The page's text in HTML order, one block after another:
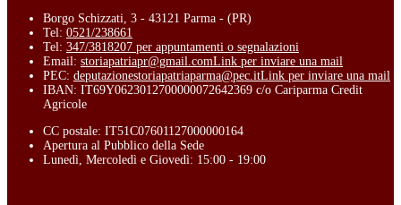
Borgo Schizzati, 3 - 43121 Parma - (PR)
Tel: 0521/238661
Tel: 347/3818207 per appuntamenti o segnalazioni
Email: storiapatriapr@gmail.comLink per inviare una mail
PEC: deputazionestoriapatriaparma@pec.itLink per inviare una mail
IBAN: IT69Y0623012700000072642369 c/o Cariparma Credit
Agricole
CC postale: IT51C07601127000000164
Apertura al Pubblico della Sede
Lunedì, Mercoledì e Giovedì: 15:00 - 19:00